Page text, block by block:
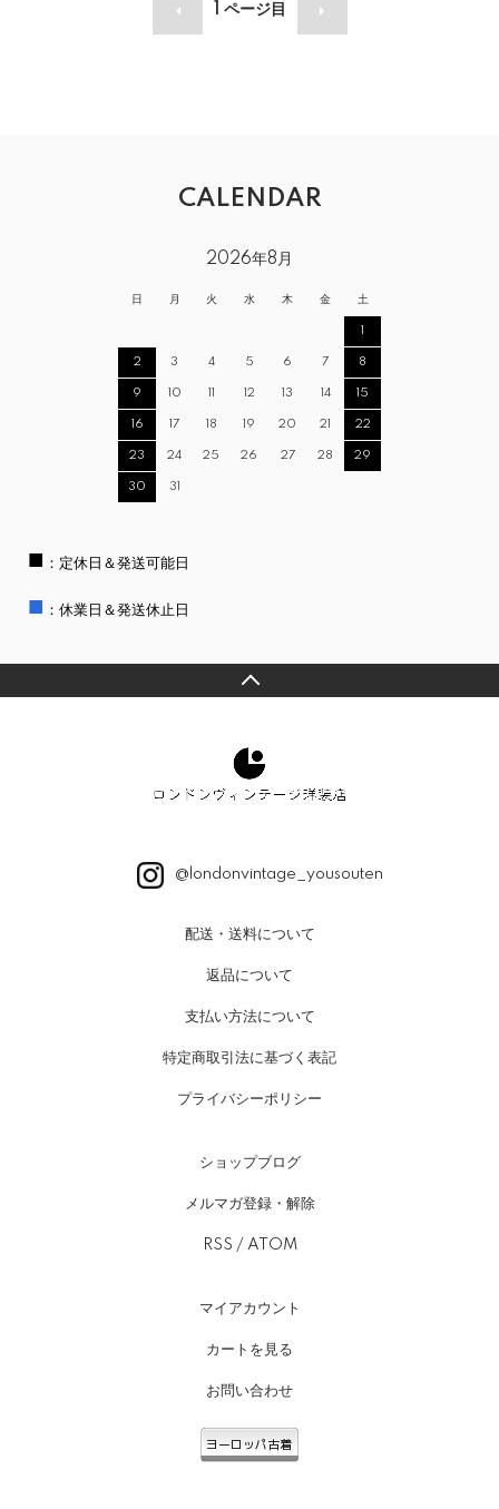
ページ目
CALENDAR
2026年8月
日 月 火 水 木 金 土
1
2 3 4 5 6 7 8
9 10 11 12 13 14 15
16 17 18 19 20 21 22
23 24 25 26 27 28 29
30 31
■ ：定休日＆発送可能日
■ ：休業日＆発送休止日
@londonvintage_yousouten
配送・送料について
返品について
支払い方法について
特定商取引法に基づく表記
プライバシーポリシー
ショップブログ
メルマガ登録・解除
RSS / ATOM
マイアカウント
カートを見る
お問い合わせ